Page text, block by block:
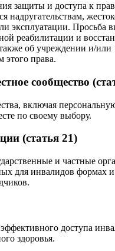
защиты и доступа к
эксплуатации. Просьба
реабилитации и
об учреждении и/или
этого права.
сообщество
включая
по своему выбору.
(статья 21)
и частные
для инвалидов формах и
доступа
здоровья.